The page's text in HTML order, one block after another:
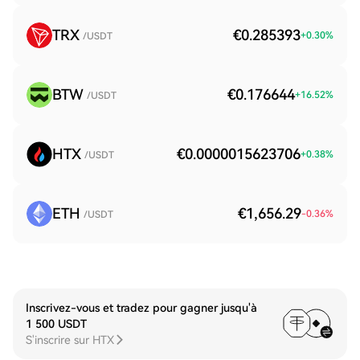
TRX /USDT €0.285393+0.30%
BTW /USDT €0.176644+16.52%
HTX /USDT €0.0000015623706+0.38%
ETH /USDT €1,656.29-0.36%
Inscrivez-vous et tradez pour gagner jusqu'à
1 500 USDT
S'inscrire sur HTX